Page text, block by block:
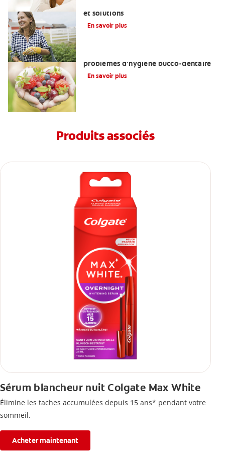
et solutions
En savoir plus
problèmes d’hygiène bucco-dentaire
En savoir plus
Produits associés
Sérum blancheur nuit Colgate Max White
Élimine les taches accumulées depuis 15 ans* pendant votre
sommeil.
Acheter maintenant